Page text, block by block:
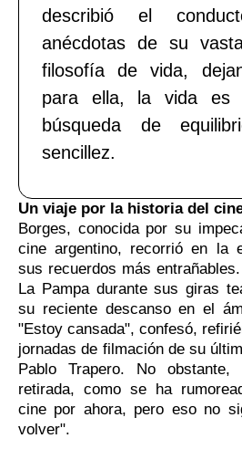
describió el
anécdotas de su
filosofía de vida,
para ella, la vida es
búsqueda de
sencillez.
Un viaje por la historia del
Borges, conocida por su
cine argentino, recorrió en la
sus recuerdos más
La Pampa durante sus giras
su reciente descanso en el
"Estoy cansada", confesó,
jornadas de filmación de su
Pablo Trapero. No
retirada, como se ha
cine por ahora, pero eso no
volver".